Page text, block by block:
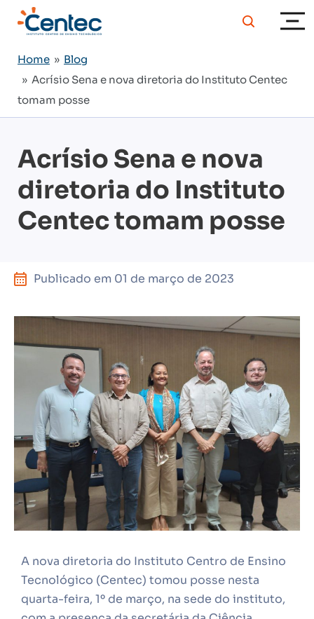
Home » Blog
» Acrísio Sena e nova diretoria do Instituto Centec
tomam posse
Acrísio Sena e nova
diretoria do Instituto
Centec tomam posse
Publicado em 01 de março de 2023
A nova diretoria do Instituto Centro de Ensino
Tecnológico (Centec) tomou posse nesta
quarta-feira, 1º de março, na sede do instituto,